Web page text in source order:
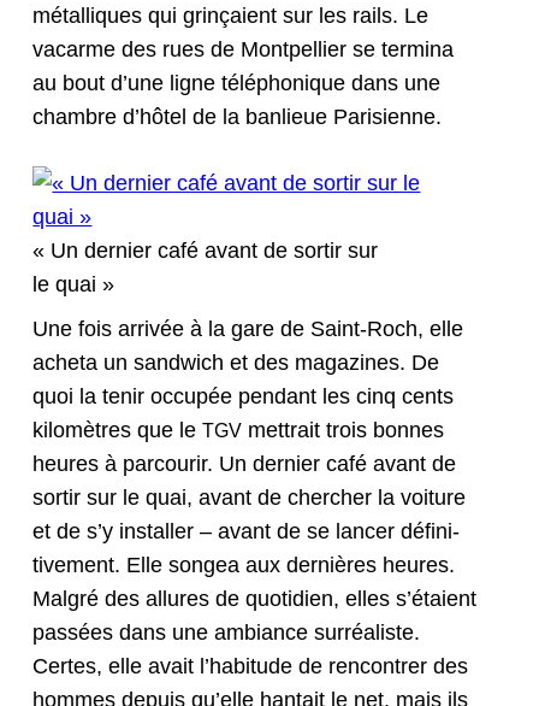
métalliques qui grinçaient sur les rails. Le
vacarme des rues de Mont­pel­li­er se ter­mi­na
au bout d’une ligne télé­phonique dans une
cham­bre d’hôtel de la ban­lieue Parisienne.
« Un dernier café avant de sor­tir sur
le quai »
Une fois arrivée à la gare de Saint-Roch, elle
acheta un sand­wich et des mag­a­zines. De
quoi la tenir occupée pen­dant les cinq cents
kilo­mètres que leTGV met­trait trois bonnes
heures à par­courir. Un dernier café avant de
sor­tir sur le quai, avant de chercher la voiture
et de s’y installer – avant de se lancer défini­
tive­ment. Elle songea aux dernières heures.
Mal­gré des allures de quo­ti­di­en, elles s’étaient
passées dans une ambiance sur­réal­iste.
Certes, elle avait l’habi­tude de ren­con­tr­er des
hommes depuis qu’elle han­tait le net, mais ils